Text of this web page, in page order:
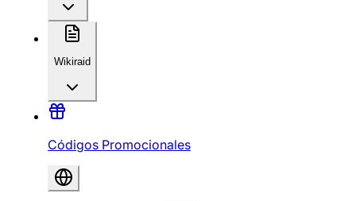
Wikiraid
Códigos Promocionales